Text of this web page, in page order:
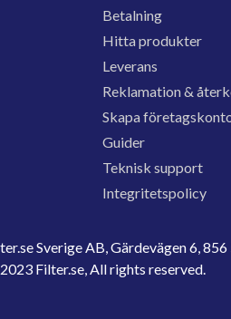
Betalning
Hitta produkter
Leverans
Reklamation &
Skapa
Guider
Teknisk support
Integritetspolicy
Sverige AB, Gärdevägen 6,
Filter.se, All rights reserved.